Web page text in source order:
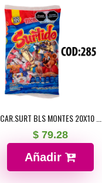
CAR.SURT BLS MONTES 20X10 ...
$ 79.28
Añadir